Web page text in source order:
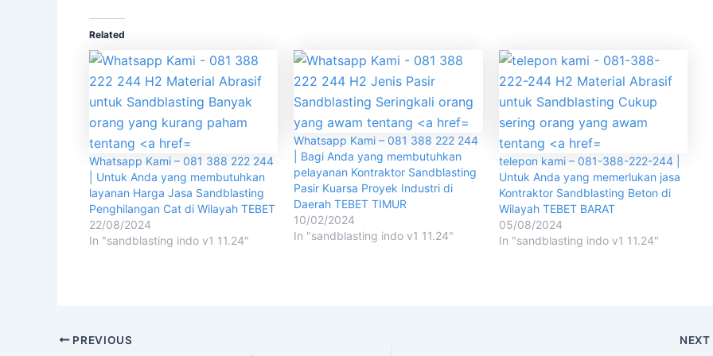
Related
Whatsapp Kami – 081 388 222 244
| Untuk Anda yang membutuhkan
layanan Harga Jasa Sandblasting
Penghilangan Cat di Wilayah TEBET
22/08/2024
In "sandblasting indo v1 11.24"
Whatsapp Kami – 081 388 222 244
| Bagi Anda yang membutuhkan
pelayanan Kontraktor Sandblasting
Pasir Kuarsa Proyek Industri di
Daerah TEBET TIMUR
10/02/2024
In "sandblasting indo v1 11.24"
telepon kami – 081-388-222-244 |
Untuk Anda yang memerlukan jasa
Kontraktor Sandblasting Beton di
Wilayah TEBET BARAT
05/08/2024
In "sandblasting indo v1 11.24"
PREVIOUS NEXT